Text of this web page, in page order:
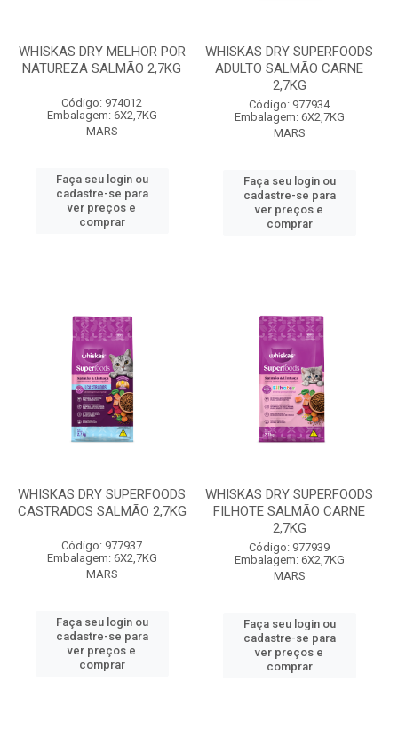
WHISKAS DRY MELHOR POR
NATUREZA SALMÃO 2,7KG
Código: 974012
Embalagem: 6X2,7KG
MARS
Faça seu login ou
cadastre-se para
ver preços e
comprar
WHISKAS DRY SUPERFOODS
ADULTO SALMÃO CARNE
2,7KG
Código: 977934
Embalagem: 6X2,7KG
MARS
Faça seu login ou
cadastre-se para
ver preços e
comprar
WHISKAS DRY SUPERFOODS
CASTRADOS SALMÃO 2,7KG
Código: 977937
Embalagem: 6X2,7KG
MARS
Faça seu login ou
cadastre-se para
ver preços e
comprar
WHISKAS DRY SUPERFOODS
FILHOTE SALMÃO CARNE
2,7KG
Código: 977939
Embalagem: 6X2,7KG
MARS
Faça seu login ou
cadastre-se para
ver preços e
comprar